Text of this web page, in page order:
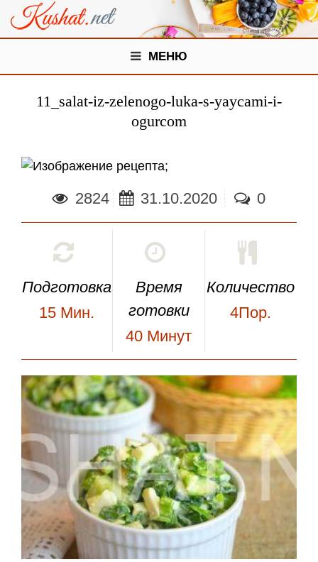
МЕНЮ
11_salat-iz-zelenogo-luka-s-yaycami-i-
ogurcom
;
2824 31.10.2020 0
Подготовка
15 Мин.
Время
готовки
40 Минут
Количество
4Пор.